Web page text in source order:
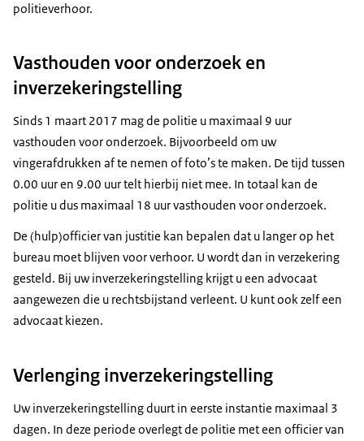
politieverhoor.
Vasthouden voor onderzoek en
inverzekeringstelling
Sinds 1 maart 2017 mag de politie u maximaal 9 uur
vasthouden voor onderzoek. Bijvoorbeeld om uw
vingerafdrukken af te nemen of foto’s te maken. De tijd tussen
0.00 uur en 9.00 uur telt hierbij niet mee. In totaal kan de
politie u dus maximaal 18 uur vasthouden voor onderzoek.
De (hulp)officier van justitie kan bepalen dat u langer op het
bureau moet blijven voor verhoor. U wordt dan in verzekering
gesteld. Bij uw inverzekeringstelling krijgt u een advocaat
aangewezen die u rechtsbijstand verleent. U kunt ook zelf een
advocaat kiezen.
Verlenging inverzekeringstelling
Uw inverzekeringstelling duurt in eerste instantie maximaal 3
dagen. In deze periode overlegt de politie met een officier van